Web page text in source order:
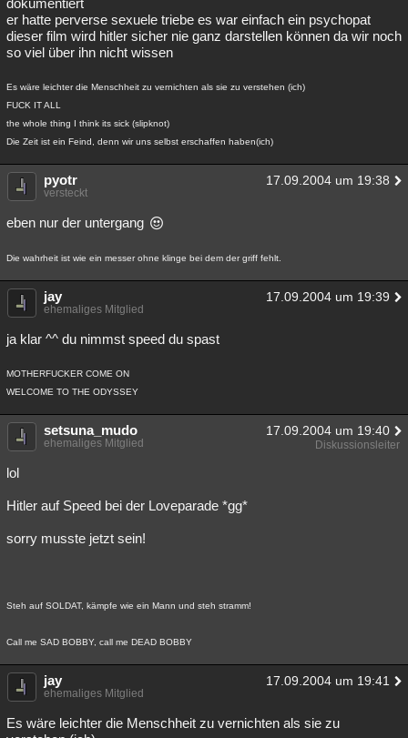
dokumentiert
er hatte perverse sexuele triebe es war einfach ein psychopat
dieser film wird hitler sicher nie ganz darstellen können da wir noch
so viel über ihn nicht wissen
Es wäre leichter die Menschheit zu vernichten als sie zu verstehen (ich)
FUCK IT ALL
the whole thing I think its sick (slipknot)
Die Zeit ist ein Feind, denn wir uns selbst erschaffen haben(ich)
pyotr 17.09.2004 um 19:38
versteckt
eben nur der untergang
Die wahrheit ist wie ein messer ohne klinge bei dem der griff fehlt.
jay 17.09.2004 um 19:39
ehemaliges Mitglied
ja klar ^^ du nimmst speed du spast
MOTHERFUCKER COME ON
WELCOME TO THE ODYSSEY
setsuna_mudo 17.09.2004 um 19:40
ehemaliges Mitglied Diskussionsleiter
lol
Hitler auf Speed bei der Loveparade *gg*
sorry musste jetzt sein!
Steh auf SOLDAT, kämpfe wie ein Mann und steh stramm!
Call me SAD BOBBY, call me DEAD BOBBY
jay 17.09.2004 um 19:41
ehemaliges Mitglied
Es wäre leichter die Menschheit zu vernichten als sie zu